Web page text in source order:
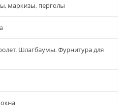
маркизы, перголы
Шлагбаумы. Фурнитура для